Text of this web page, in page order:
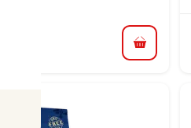
do košíku